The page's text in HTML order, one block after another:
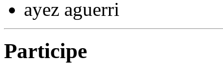
ayez aguerri
Participe